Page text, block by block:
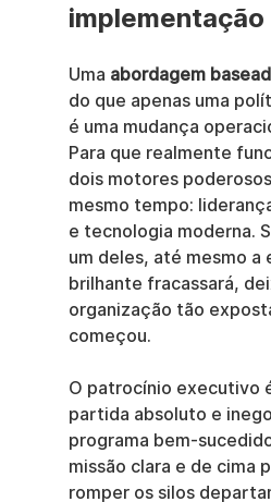
implementação
Uma abordagem
do que apenas uma
é uma mudança
Para que realmente
dois motores
mesmo tempo:
e tecnologia moderna.
um deles, até mesmo a
brilhante fracassará,
organização tão
começou.
O patrocínio executivo
partida absoluto e
programa bem-
missão clara e de cima
romper os silos